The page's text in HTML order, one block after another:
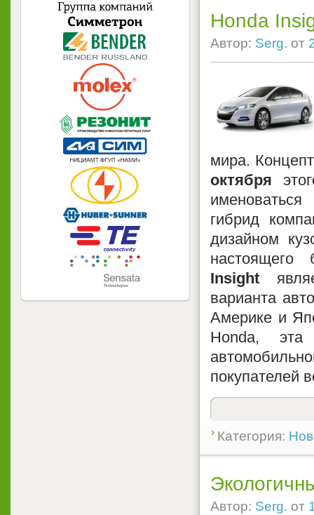
Honda
Автор: Serg. от
мира.
октября
гибрид
дизайном
настоящего
Insight
варианта
Америке и
Honda,
покупателей
Категория:
Автор: Serg. от